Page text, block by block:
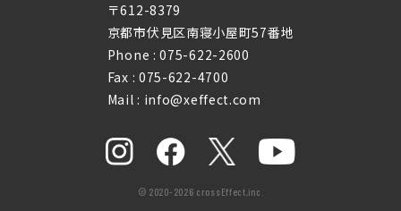
〒612-8379
京都市伏見区南寝小屋町57番地
Phone :075-622-2600
Fax : 075-622-4700
Mail : info@xeffect.com
© 2020-2026 crossEffect,inc.